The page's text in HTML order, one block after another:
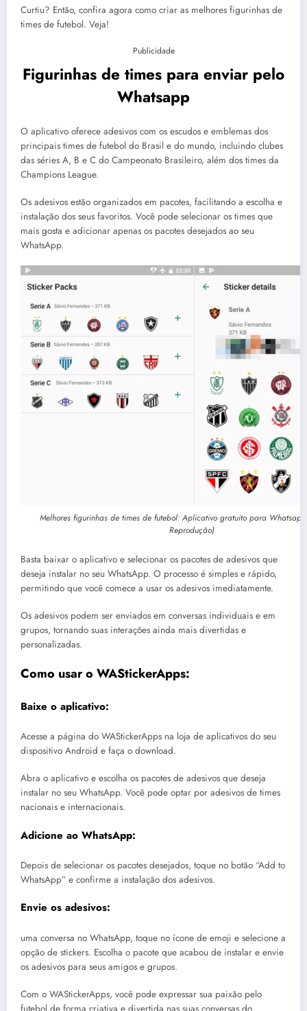
Curtiu? Então, confira agora como criar as melhores figurinhas de
times de futebol. Veja!
Publicidade
Figurinhas de times para enviar pelo
Whatsapp
O aplicativo oferece adesivos com os escudos e emblemas dos
principais times de futebol do Brasil e do mundo, incluindo clubes
das séries A, B e C do Campeonato Brasileiro, além dos times da
Champions League.
Os adesivos estão organizados em pacotes, facilitando a escolha e
instalação dos seus favoritos. Você pode selecionar os times que
mais gosta e adicionar apenas os pacotes desejados ao seu
WhatsApp.
Melhores figurinhas de times de futebol: Aplicativo gratuito para
Reprodução)
Basta baixar o aplicativo e selecionar os pacotes de adesivos que
deseja instalar no seu WhatsApp. O processo é simples e rápido,
permitindo que você comece a usar os adesivos imediatamente.
Os adesivos podem ser enviados em conversas individuais e em
grupos, tornando suas interações ainda mais divertidas e
personalizadas.
Como usar o WAStickerApps:
Baixe o aplicativo:
Acesse a página do WAStickerApps na loja de aplicativos do seu
dispositivo Android e faça o download.
Abra o aplicativo e escolha os pacotes de adesivos que deseja
instalar no seu WhatsApp. Você pode optar por adesivos de times
nacionais e internacionais.
Adicione ao WhatsApp:
Depois de selecionar os pacotes desejados, toque no botão “Add to
WhatsApp” e confirme a instalação dos adesivos.
Envie os adesivos:
uma conversa no WhatsApp, toque no ícone de emoji e selecione a
opção de stickers. Escolha o pacote que acabou de instalar e envie
os adesivos para seus amigos e grupos.
Com o WAStickerApps, você pode expressar sua paixão pelo